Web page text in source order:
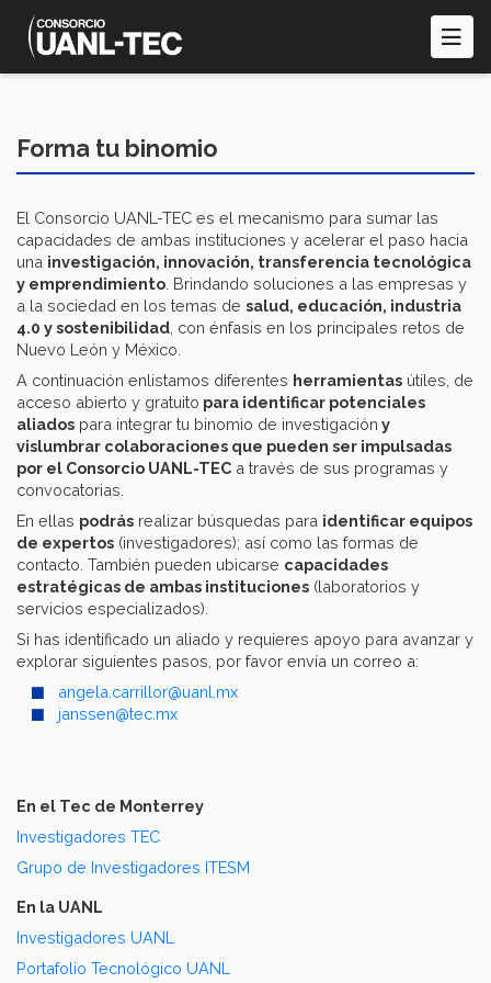
Pasar
contenido
principal
Forma tu binomio
El Consorcio UANL-TEC es el mecanismo para sumar las
capacidades de ambas instituciones y acelerar el paso hacia
una investigación, innovación, transferencia tecnológica
y emprendimiento . Brindando soluciones a las empresas y
a la sociedad en los temas de salud, educación, industria
4.0 y sostenibilidad , con énfasis en los principales retos de
Nuevo León y México.
A continuación enlistamos diferentes herramientas útiles, de
acceso abierto y gratuito para identificar potenciales
aliados para integrar tu binomio de investigación y
vislumbrar colaboraciones que pueden ser impulsadas
por el Consorcio UANL-TEC a través de sus programas y
convocatorias.
En ellas podrás realizar búsquedas para identificar equipos
de expertos (investigadores); así como las formas de
contacto. También pueden ubicarse capacidades
estratégicas de ambas instituciones (laboratorios y
servicios especializados).
Si has identificado un aliado y requieres apoyo para avanzar y
explorar siguientes pasos, por favor envía un correo a:
angela.carrillor@uanl.mx
janssen@tec.mx
En el Tec de Monterrey
Investigadores TEC
Grupo de Investigadores ITESM
En la UANL
Investigadores UANL
Portafolio Tecnológico UANL